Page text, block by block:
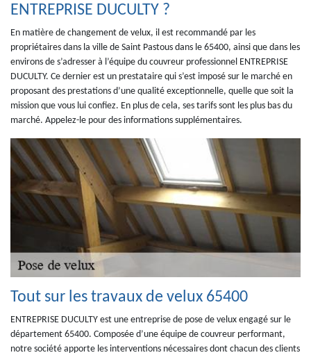
ENTREPRISE DUCULTY ?
En matière de changement de velux, il est recommandé par les
propriétaires dans la ville de Saint Pastous dans le 65400, ainsi que dans les
environs de s’adresser à l’équipe du couvreur professionnel ENTREPRISE
DUCULTY. Ce dernier est un prestataire qui s’est imposé sur le marché en
proposant des prestations d’une qualité exceptionnelle, quelle que soit la
mission que vous lui confiez. En plus de cela, ses tarifs sont les plus bas du
marché. Appelez-le pour des informations supplémentaires.
Tout sur les travaux de velux 65400
ENTREPRISE DUCULTY est une entreprise de pose de velux engagé sur le
département 65400. Composée d’une équipe de couvreur performant,
notre société apporte les interventions nécessaires dont chacun des clients